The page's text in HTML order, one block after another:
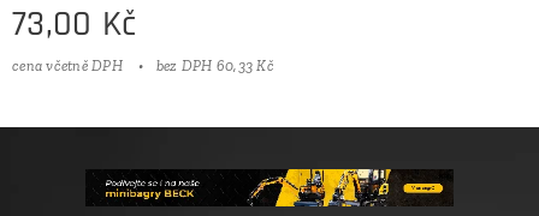
73,00 Kč
cena včetně DPH bez DPH 60,33 Kč